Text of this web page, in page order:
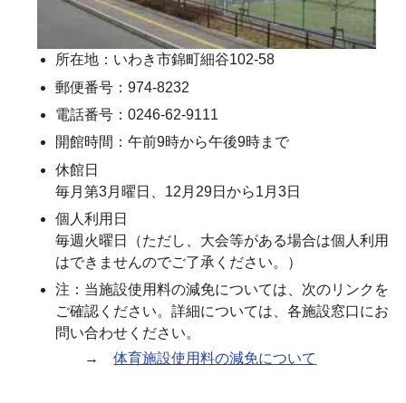
所在地：いわき市錦町細谷102-58
郵便番号：974-8232
電話番号：0246-62-9111
開館時間：午前9時から午後9時まで
休館日
毎月第3月曜日、12月29日から1月3日
個人利用日
毎週火曜日（ただし、大会等がある場合は個人利用
はできませんのでご了承ください。）
注：当施設使用料の減免については、次のリンクを
ご確認ください。詳細については、各施設窓口にお
問い合わせください。
→体育施設使用料の減免について